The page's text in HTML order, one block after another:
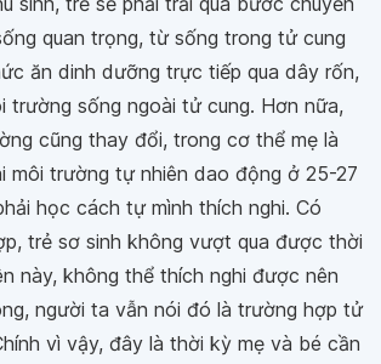
quan trọng, từ sống trong tử cung
ăn dinh dưỡng trực tiếp qua dây rốn,
trường sống ngoài tử cung. Hơn nữa,
cũng thay đổi, trong cơ thể mẹ là
môi trường tự nhiên dao động ở 25-27
học cách tự mình thích nghi. Có
trẻ sơ sinh không vượt qua được thời
này, không thể thích nghi được nên
người ta vẫn nói đó là trường hợp tử
vì vậy, đây là thời kỳ mẹ và bé cần